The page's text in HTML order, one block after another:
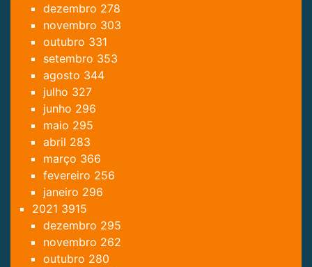
dezembro 278
novembro 303
outubro 331
setembro 353
agosto 344
julho 327
junho 296
maio 295
abril 283
março 366
fevereiro 256
janeiro 296
2021 3915
dezembro 295
novembro 262
outubro 280